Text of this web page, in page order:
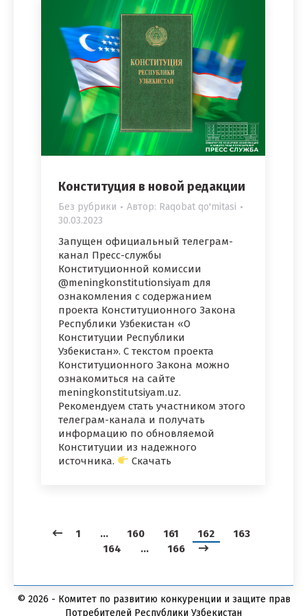
Конституция в новой редакции
Без рубрики Автор: Raqobat qo'mitasi
30.03.2023
Запущен официальный телеграм-
канал Пресс-службы
Конституционной комиссии
@meningkonstitutionsiyam для
ознакомления с содержанием
проекта Конституционного Закона
Республики Узбекистан «О
Конституции Республики
Узбекистан». С текстом проекта
Конституционного Закона можно
ознакомиться на сайте
meningkonstitutsiyam.uz.
Рекомендуем стать участником этого
телеграм-канала и получать
информацию по обновляемой
Конституции из надежного
источника.
Скачать
1 … 160 161 162
163
164
… 166
© 2026 - Комитет по развитию конкуренции и защите прав
Потребителей Республики Узбекистан